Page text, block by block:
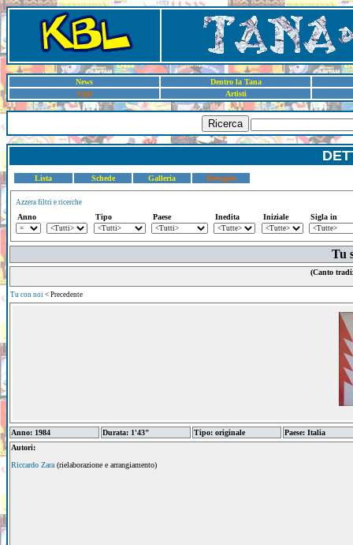
News
Dentro la Tana
Sigle
Artisti
Ricerca
Lista Schede Galleria Dettaglio
Azzera filtri e ricerche
Anno Tipo Paese Inedita Iniziale Sigla in
Tu
(Canto
Tu con noi < Precedente
Anno: 1984 Durata: 1'43" Tipo: originale
Paese: Italia
Autori:
Riccardo Zara (rielaborazione e arrangiamento)